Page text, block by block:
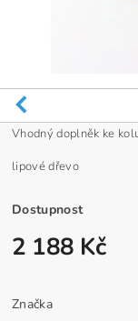
Vhodný doplněk ke
lipové dřevo
Dostupnost
2 188 Kč
Značka